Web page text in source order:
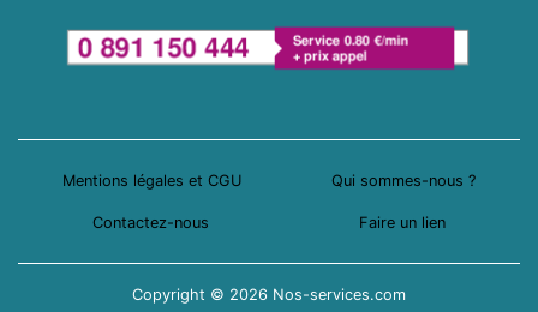
Mentions légales et CGU Qui sommes-nous ?
Contactez-nous Faire un lien
Copyright © 2026 Nos-services.com